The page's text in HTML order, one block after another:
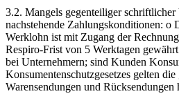
3.2. Mangels gegenteiliger schriftlicher
nachstehende Zahlungskonditionen: o
Werklohn ist mit Zugang der
Respiro-Frist von 5 Werktagen
bei Unternehmern; sind Kunden
Konsumentenschutzgesetzes gelten
Warensendungen und